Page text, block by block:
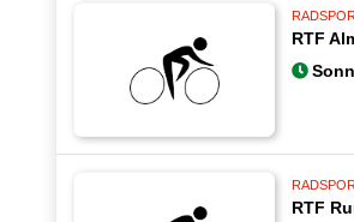
RTF
RTF